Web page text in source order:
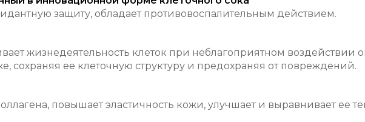
защиту, обладает противовоспалительным действием.
жизнедеятельность клеток при неблагоприятном
сохраняя ее клеточную структуру и предохраняя от повреждений.
повышает эластичность кожи, улучшает и выравнивает ее